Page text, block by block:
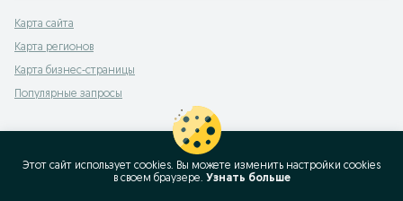
Карта сайта
Карта регионов
Карта бизнес-страницы
Популярные запросы
Этот сайт использует cookies. Вы можете изменить настройки cookies
в своeм браузере. Узнать больше